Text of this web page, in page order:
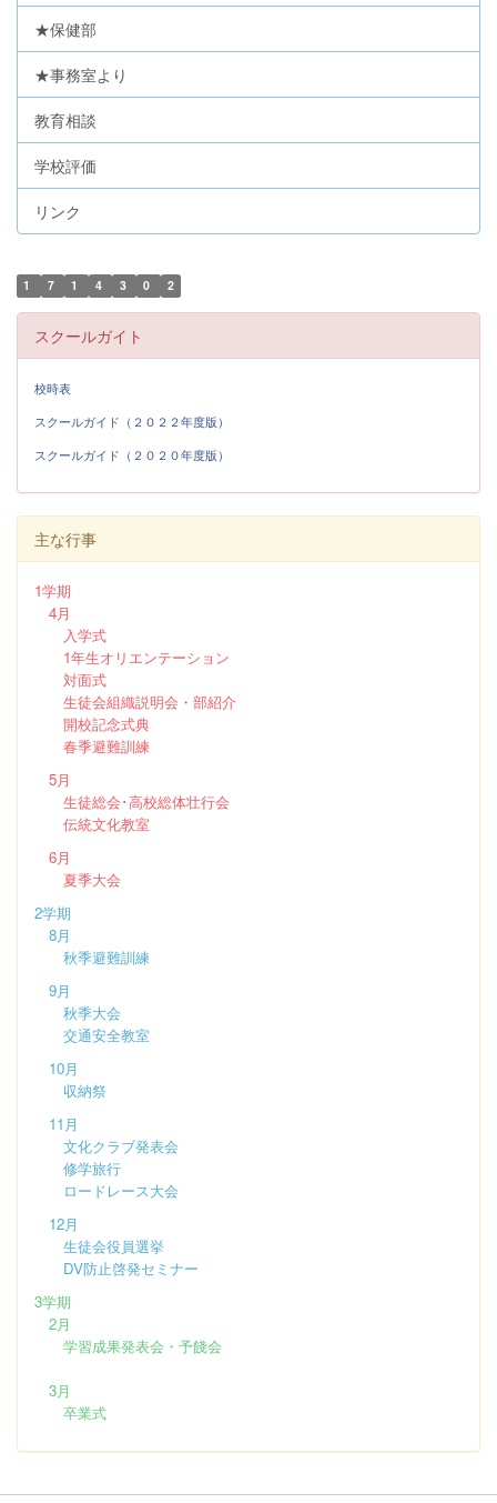
★保健部
★事務室より
教育相談
学校評価
リンク
1 7 1 4 3 0 2
スクールガイト
校時表
スクールガイド（２０２２年度版）
スクールガイド（２０２０年度版）
主な行事
1学期
4月
入学式
1年生オリエンテーション
対面式
生徒会組織説明会・部紹介
開校記念式典
春季避難訓練
5月
生徒総会･高校総体壮行会
伝統文化教室
6月
夏季大会
2学期
8月
秋季避難訓練
9月
秋季大会
交通安全教室
10月
収納祭
11月
文化クラブ発表会
修学旅行
ロードレース大会
12月
生徒会役員選挙
DV防止啓発セミナー
3学期
2月
学習成果発表会・予餞会
3月
卒業式